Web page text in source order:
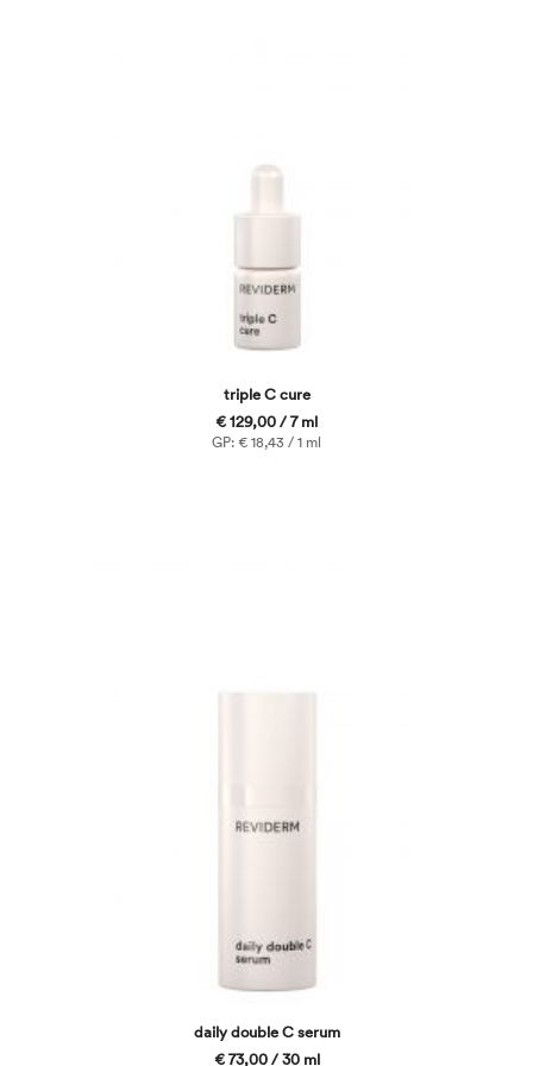
triple C cure
€ 129,00 / 7 ml
GP: € 18,43 / 1 ml
daily double C serum
€ 73,00 / 30 ml